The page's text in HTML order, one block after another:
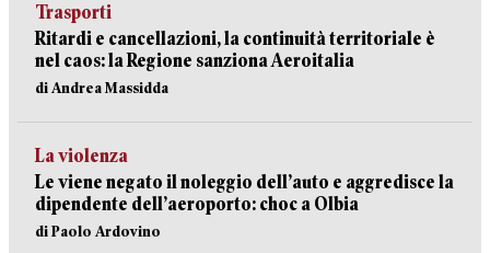
Trasporti
Ritardi e cancellazioni, la continuità territoriale è
nel caos: la Regione sanziona Aeroitalia
di Andrea Massidda
La violenza
Le viene negato il noleggio dell’auto e aggredisce la
dipendente dell’aeroporto: choc a Olbia
di Paolo Ardovino